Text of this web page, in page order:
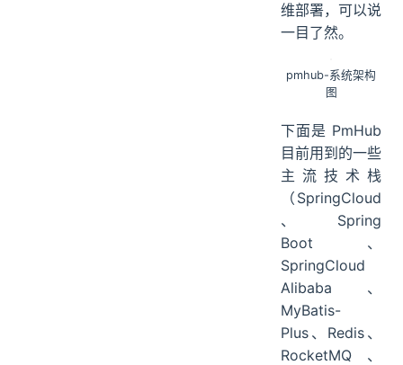
维部署，可以说
一目了然。
pmhub-系统架构
图
下面是 PmHub
目前用到的一些
主流技术栈
（SpringCloud
、Spring
Boot、
SpringCloud
Alibaba、
MyBatis-
Plus、Redis、
RocketMQ、